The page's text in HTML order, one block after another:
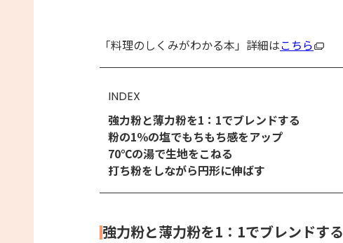
「料理のしくみがわかる本」詳細はこちら
INDEX
強力粉と薄力粉を1：1でブレンドする
粉の1％の塩でもちもち感をアップ
70℃の湯で生地をこねる
打ち粉をしながら円形に伸ばす
強力粉と薄力粉を1：1でブレンドする